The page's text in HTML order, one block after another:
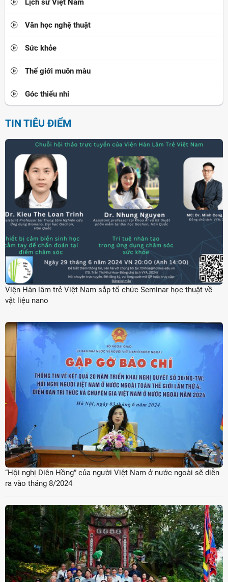
Lịch sử Việt Nam
Văn học nghệ thuật
Sức khỏe
Thế giới muôn màu
Góc thiếu nhi
TIN TIÊU ĐIỂM
Viện Hàn lâm trẻ Việt Nam sắp tổ chức Seminar học thuật về
vật liệu nano
“Hội nghị Diên Hồng” của người Việt Nam ở nước ngoài sẽ diễn
ra vào tháng 8/2024